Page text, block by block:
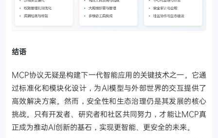
结语
MCP协议无疑是构建下一代智能应用的关键技术之一。它通
过标准化和模块化设计，为AI模型与外部世界的交互提供了
高效解决方案。然而，安全性和生态治理仍是其发展的核心
挑战。只有开发者、研究者和社区共同努力，才能让MCP真
正成为推动AI创新的基石，实现更智能、更安全的未来。